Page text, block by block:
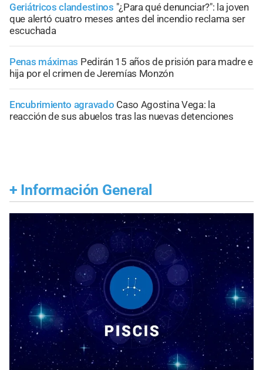
Geriátricos clandestinos "¿Para qué denunciar?": la joven
que alertó cuatro meses antes del incendio reclama ser
escuchada
Penas máximas Pedirán 15 años de prisión para madre e
hija por el crimen de Jeremías Monzón
Encubrimiento agravado Caso Agostina Vega: la
reacción de sus abuelos tras las nuevas detenciones
+ Información General